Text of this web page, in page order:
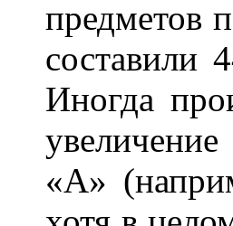
предметов
составили
Иногда
«А»